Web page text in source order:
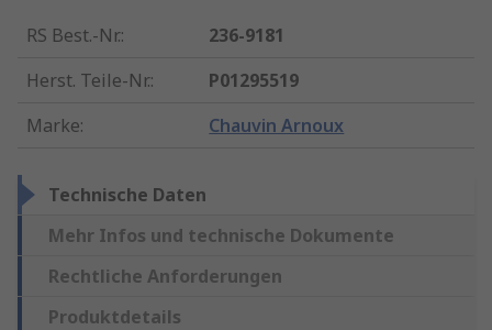
RS Best.-Nr.:
236-9181
Herst. Teile-Nr.:
P01295519
Marke: Chauvin Arnoux
Technische Daten
Mehr Infos und technische Dokumente
Rechtliche Anforderungen
Produktdetails